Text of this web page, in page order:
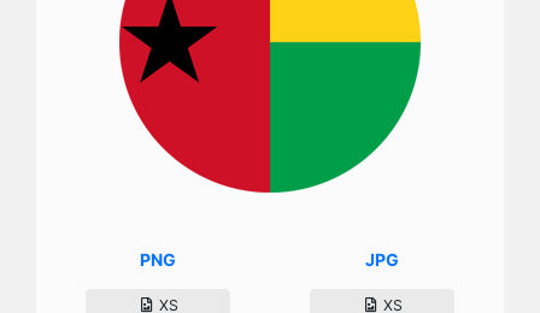
PNG
XS
JPG
XS